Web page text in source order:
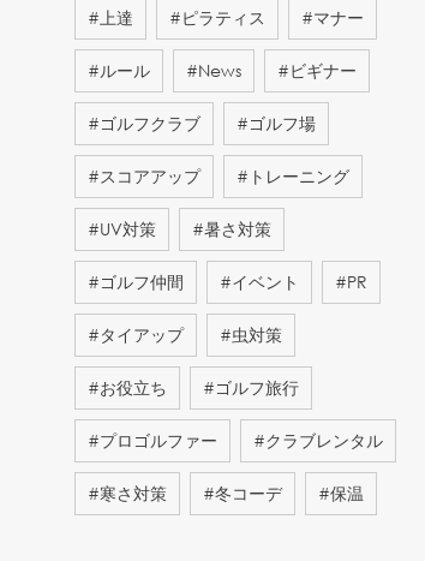
#上達 #ピラティス #マナー
#ルール #News #ビギナー
#ゴルフクラブ #ゴルフ場
#スコアアップ # トレーニング
#UV対策 #暑さ対策
#ゴルフ仲間 #イベント #PR
#タイアップ #虫対策
#お役立ち #ゴルフ旅行
#プロゴルファー #クラブレンタル
#寒さ対策 #冬コーデ #保温